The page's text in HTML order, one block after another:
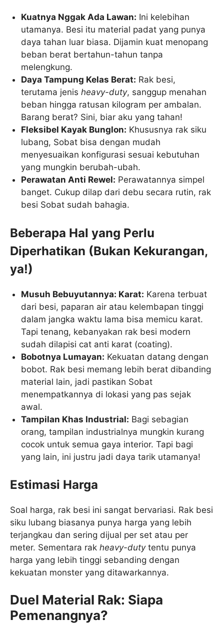
Kuatnya Nggak Ada Lawan: Ini kelebihan
utamanya. Besi itu material padat yang punya
daya tahan luar biasa. Dijamin kuat menopang
beban berat bertahun-tahun tanpa
melengkung.
Daya Tampung Kelas Berat: Rak besi,
terutama jenisheavy-duty, sanggup menahan
beban hingga ratusan kilogram per ambalan.
Barang berat? Sini, biar aku yang tahan!
Fleksibel Kayak Bunglon: Khususnya rak siku
lubang, Sobat bisa dengan mudah
menyesuaikan konfigurasi sesuai kebutuhan
yang mungkin berubah-ubah.
Perawatan Anti Rewel: Perawatannya simpel
banget. Cukup dilap dari debu secara rutin, rak
besi Sobat sudah bahagia.
Beberapa Hal yang Perlu
Diperhatikan (Bukan Kekurangan,
ya!)
Musuh Bebuyutannya: Karat: Karena terbuat
dari besi, paparan air atau kelembapan tinggi
dalam jangka waktu lama bisa memicu karat.
Tapi tenang, kebanyakan rak besi modern
sudah dilapisi cat anti karat (coating).
Bobotnya Lumayan: Kekuatan datang dengan
bobot. Rak besi memang lebih berat dibanding
material lain, jadi pastikan Sobat
menempatkannya di lokasi yang pas sejak
awal.
Tampilan Khas Industrial: Bagi sebagian
orang, tampilan industrialnya mungkin kurang
cocok untuk semua gaya interior. Tapi bagi
yang lain, ini justru jadi daya tarik utamanya!
Estimasi Harga
Soal harga, rak besi ini sangat bervariasi. Rak besi
siku lubang biasanya punya harga yang lebih
terjangkau dan sering dijual per set atau per
meter. Sementara rak heavy-dutytentu punya
harga yang lebih tinggi sebanding dengan
kekuatan monster yang ditawarkannya.
Duel Material Rak: Siapa
Pemenangnya?